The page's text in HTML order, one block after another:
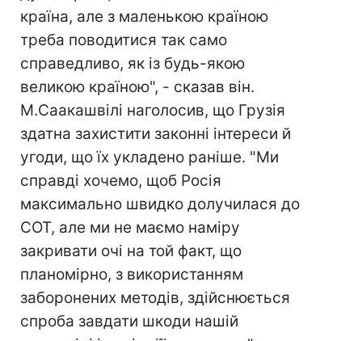
країна, але з маленькою країною
треба поводитися так само
справедливо, як із будь-якою
великою країною", - сказав він.
М.Саакашвілі наголосив, що Грузія
здатна захистити законні інтереси й
угоди, що їх укладено раніше. "Ми
справді хочемо, щоб Росія
максимально швидко долучилася до
СОТ, але ми не маємо наміру
закривати очі на той факт, що
планомірно, з використанням
заборонених методів, здійснюється
спроба завдати шкоди нашій